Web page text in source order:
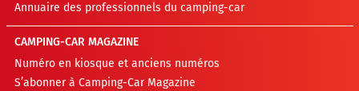
Annuaire des professionnels du camping-car
CAMPING-CAR MAGAZINE
Numéro en kiosque et anciens numéros
S’abonner à Camping-Car Magazine